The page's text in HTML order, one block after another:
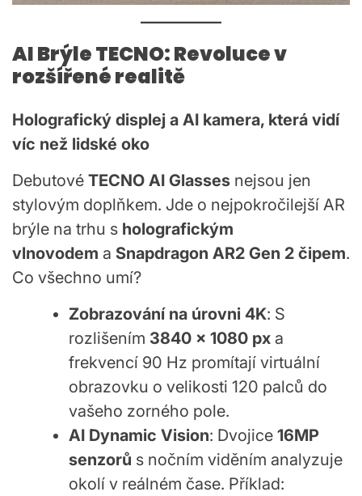
AI Brýle TECNO: Revoluce v
rozšířené realitě
Holografický displej a AI kamera, která vidí
víc než lidské oko
Debutové TECNO AI Glasses nejsou jen
stylovým doplňkem. Jde o nejpokročilejší AR
brýle na trhu s holografickým
vlnovodem a Snapdragon AR2 Gen 2 čipem.
Co všechno umí?
Zobrazování na úrovni 4K: S
rozlišením 3840 × 1080 px a
frekvencí 90 Hz promítají virtuální
obrazovku o velikosti 120 palců do
vašeho zorného pole.
AI Dynamic Vision: Dvojice 16MP
senzorů s nočním viděním analyzuje
okolí v reálném čase. Příklad: